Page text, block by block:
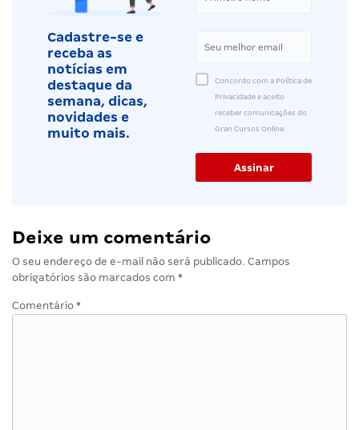
Cadastre-se e
receba as
notícias em
destaque da
semana, dicas,
novidades e
muito mais.
Concordo com a Política de
Privacidade e aceito
receber comunicações do
Gran Cursos Online.
Deixe um comentário
O seu endereço de e-mail não será publicado. Campos
obrigatórios são marcados com *
Comentário *